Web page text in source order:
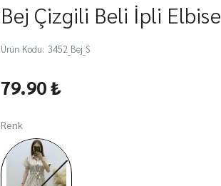
Bej Çizgili Beli İpli Elbise
Ürün Kodu: 3452_Bej_S
79.90 ₺
Renk